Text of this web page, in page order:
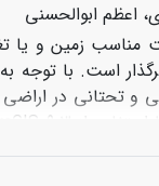
اعظم ابوالحسنی
زمین و یا
است. با توجه
تحتانی در
آبی) و الگوی